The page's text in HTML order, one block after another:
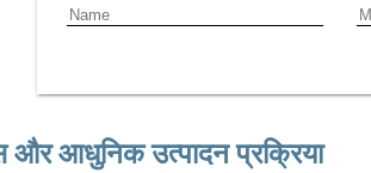
और आधुनिक उत्पादन प्रक्रिया